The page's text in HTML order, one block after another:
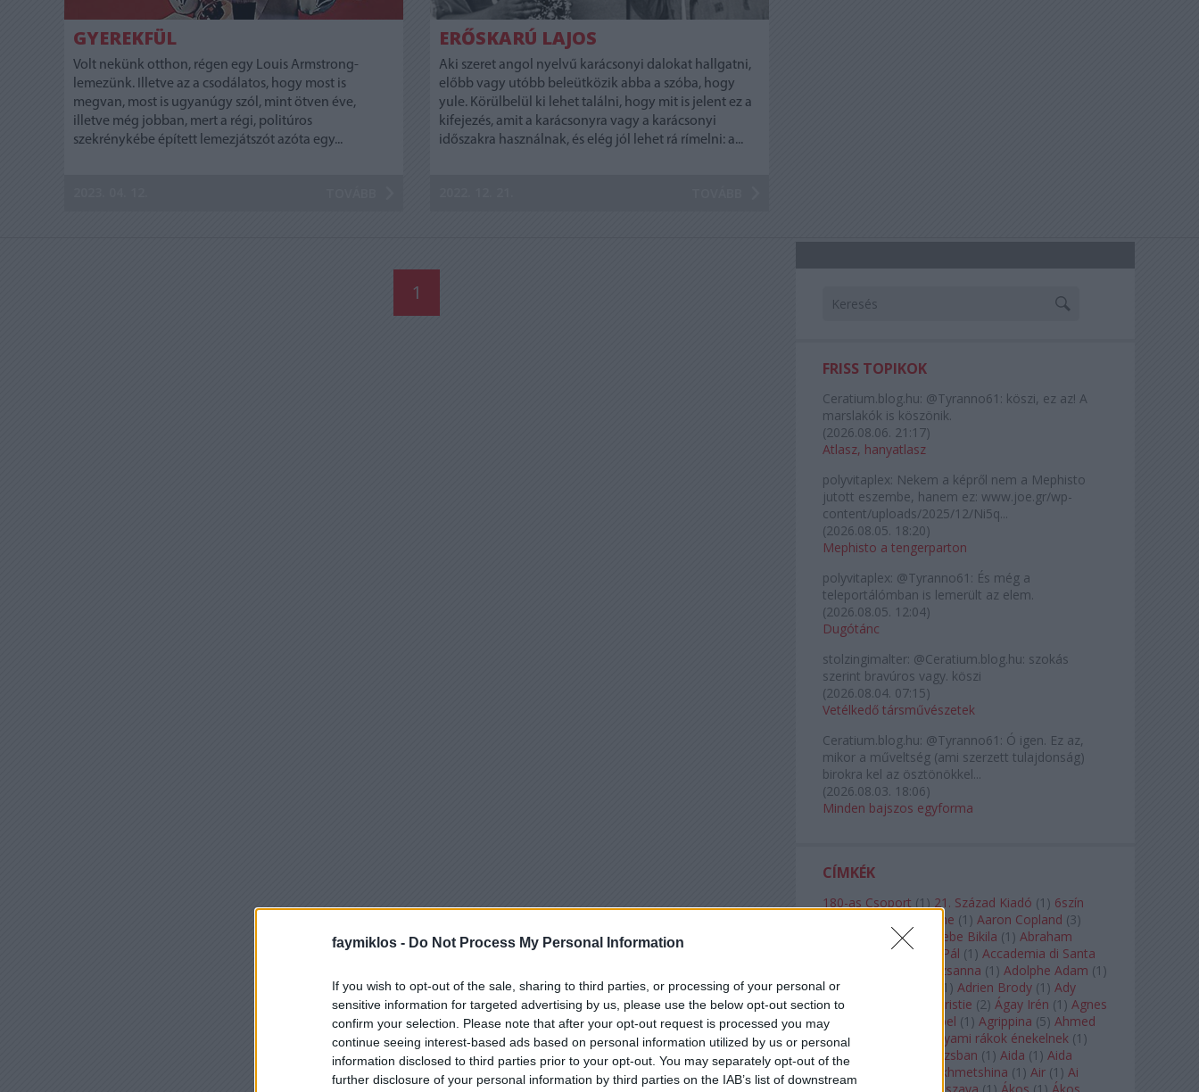
faymiklos - Do Not Process My Personal Information
If you wish to opt-out of the sale, sharing to third parties, or processing of your personal or
sensitive information for targeted advertising by us, please use the below opt-out section to
confirm your selection. Please note that after your opt-out request is processed you may
continue seeing interest-based ads based on personal information utilized by us or personal
information disclosed to third parties prior to your opt-out. You may separately opt-out of the
further disclosure of your personal information by third parties on the IAB’s list of downstream
GYEREKFÜL
Volt nekünk otthon, régen egy Louis Armstrong-
lemezünk. Illetve az a csodálatos, hogy most is
megvan, most is ugyanúgy szól, mint ötven éve,
illetve még jobban, mert a régi, politúros
szekrénykébe épített lemezjátszót azóta egy...
ERŐSKARÚ LAJOS
Aki szeret angol nyelvű karácsonyi dalokat hallgatni,
előbb vagy utóbb beleütközik abba a szóba, hogy
yule. Körülbelül ki lehet találni, hogy mit is jelent ez a
kifejezés, amit a karácsonyra vagy a karácsonyi
időszakra használnak, és elég jól lehet rá rímelni: a...
1
FRISS TOPIKOK
Ceratium.blog.hu: @Tyranno61: köszi, ez az! A
marslakók is köszönik.
(2026.08.06. 21:17)
Atlasz, hanyatlasz
polyvitaplex: Nekem a képről nem a Mephisto
jutott eszembe, hanem ez: www.joe.gr/wp-
content/uploads/2025/12/Ni5q...
(2026.08.05. 18:20)
Mephisto a tengerparton
polyvitaplex: @Tyranno61: És még a
teleportálómban is lemerült az elem.
(2026.08.05. 12:04)
Dugótánc
stolzingimalter: @Ceratium.blog.hu: szokás
szerint bravúros vagy. köszi
(2026.08.04. 07:15)
Vetélkedő társművészetek
Ceratium.blog.hu: @Tyranno61: Ó igen. Ez az,
mikor a műveltség (ami szerzett tulajdonság)
birokra kel az ösztönökkel...
(2026.08.03. 18:06)
Minden bajszos egyforma
CÍMKÉK
180-as Csoport (1 ) 21. Század Kiadó (1 ) 6szín
A. A. Milne (1 ) Aaron Copland (3)
Aaron Rosand ( Abebe Bikila (1 ) Abraham
Ábrahám Pál (1 ) Accademia di Santa
Ádám Zsuzsanna (1 ) Adolphe Adam (1 )
Adriana Lecouvreur
1 ) Adrien Brody (1 ) Ady
Endre
Agatha Christie (2) Ágay Irén (1 ) Agnes
Baltsa
Agnes Giebel (1 ) Agrippina (5) Ahmed
Szadavi
Ahol a folyami rákok énekelnek (1 )
Ahol a nap felkel Párizsban (1 ) Aida (1 ) Aida
Garifullina
Aigul Akhmetshina (1 ) Air (1 ) Ai